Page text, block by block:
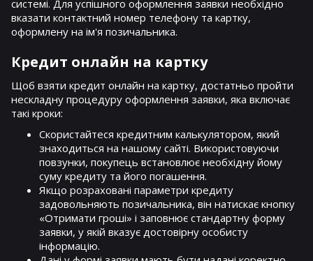
системі. Для успішного оформлення заявки необхідно
вказати контактний номер телефону та картку,
оформлену на ім'я позичальника.
Кредит онлайн на картку
Щоб взяти кредит онлайн на картку, достатньо пройти
нескладну процедуру оформлення заявки, яка включає
такі кроки:
Скористайтеся кредитним калькулятором, який
знаходиться на нашому сайті. Використовуючи
повзунки, покупець встановлює необхідну йому
суму кредиту та його погашення.
Якщо розраховані параметри кредиту
задовольняють позичальника, він натискає кнопку
«Отримати гроші» і заповнює стандартну форму
заявки, у якій вказує достовірну особисту
інформацію.